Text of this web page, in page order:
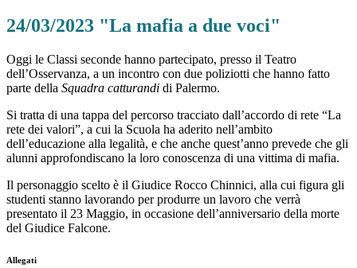
24/03/2023 "La mafia a due voci"
Oggi le Classi seconde hanno partecipato, presso il Teatro
dell’Osservanza, a un incontro con due poliziotti che hanno fatto
parte della Squadra catturandi di Palermo.
Si tratta di una tappa del percorso tracciato dall’accordo di rete “La
rete dei valori”, a cui la Scuola ha aderito nell’ambito
dell’educazione alla legalità, e che anche quest’anno prevede che gli
alunni approfondiscano la loro conoscenza di una vittima di mafia.
Il personaggio scelto è il Giudice Rocco Chinnici, alla cui figura gli
studenti stanno lavorando per produrre un lavoro che verrà
presentato il 23 Maggio, in occasione dell’anniversario della morte
del Giudice Falcone.
Allegati